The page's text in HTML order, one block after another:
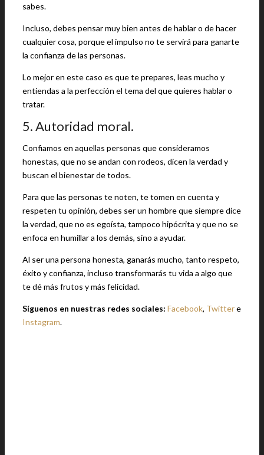
sabes.
Incluso, debes pensar muy bien antes de hablar o de hacer
cualquier cosa, porque el impulso no te servirá para ganarte
la confianza de las personas.
Lo mejor en este caso es que te prepares, leas mucho y
entiendas a la perfección el tema del que quieres hablar o
tratar.
5. Autoridad moral.
Confiamos en aquellas personas que consideramos
honestas, que no se andan con rodeos, dicen la verdad y
buscan el bienestar de todos.
Para que las personas te noten, te tomen en cuenta y
respeten tu opinión, debes ser un hombre que siempre dice
la verdad, que no es egoísta, tampoco hipócrita y que no se
enfoca en humillar a los demás, sino a ayudar.
Al ser una persona honesta, ganarás mucho, tanto respeto,
éxito y confianza, incluso transformarás tu vida a algo que
te dé más frutos y más felicidad.
Síguenos en nuestras redes sociales: Facebook, Twittere
Instagram.